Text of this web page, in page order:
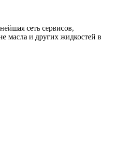
сеть сервисов,
масла и других жидкостей в